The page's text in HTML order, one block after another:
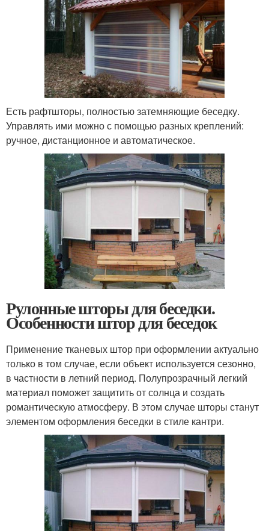
Есть рафтшторы, полностью затемняющие беседку.
Управлять ими можно с помощью разных креплений:
ручное, дистанционное и автоматическое.
Рулонные шторы для беседки.
Особенности штор для беседок
Применение тканевых штор при оформлении актуально
только в том случае, если объект используется сезонно,
в частности в летний период. Полупрозрачный легкий
материал поможет защитить от солнца и создать
романтическую атмосферу. В этом случае шторы станут
элементом оформления беседки в стиле кантри.